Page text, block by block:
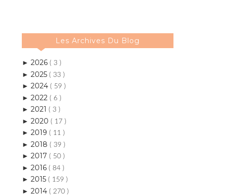
Les Archives Du Blog
► 2026 ( 3 )
► 2025 ( 33 )
► 2024 ( 59 )
► 2022 ( 6 )
► 2021 ( 3 )
► 2020 ( 17 )
► 2019 ( 11 )
► 2018 ( 39 )
► 2017 ( 50 )
► 2016 ( 84 )
► 2015 ( 159 )
► 2014 ( 270 )